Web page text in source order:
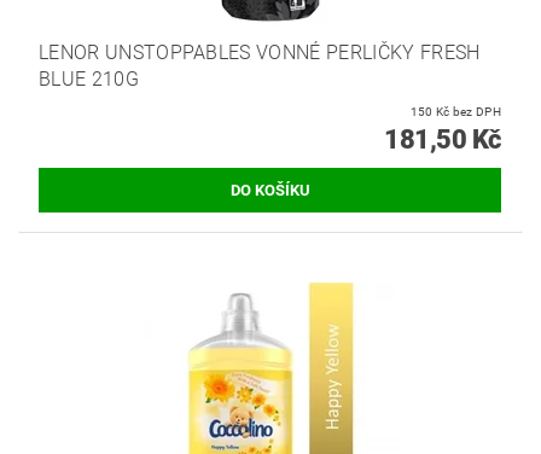
LENOR UNSTOPPABLES VONNÉ PERLIČKY FRESH
BLUE 210G
150 Kč bez DPH
181,50 Kč